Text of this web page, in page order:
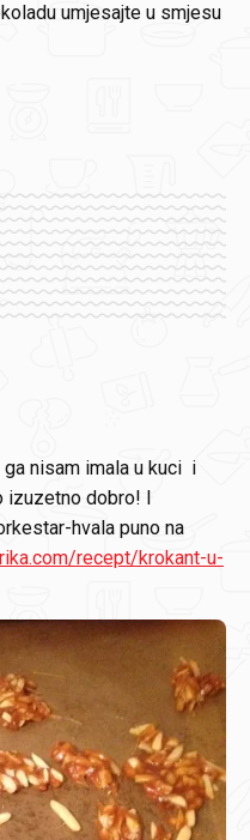
umjesajte u smjesu
ga nisam imala u kuci i
izuzetno dobro! I
hvala puno na
recept/krokant-u-